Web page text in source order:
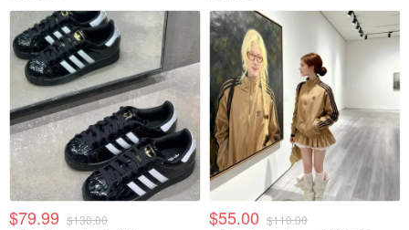
$79.99 $130.00 $55.00 $110.00